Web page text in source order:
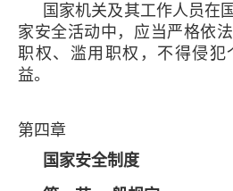
国家机关及其工作人员在
家安全活动中，应当严格依
职权、滥用职权，不得侵犯
益。
第四章
国家安全制度